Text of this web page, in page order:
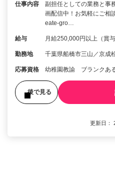
仕事内容
副担任としての業務と事
画配信中！お気軽にご相
eate-gro…
給与 月給250,000円以上（賞
勤務地 千葉県船橋市三山／京成
応募資格 幼稚園教諭 ブランクあ
後で見る
更新日：